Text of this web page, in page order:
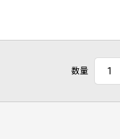
数量